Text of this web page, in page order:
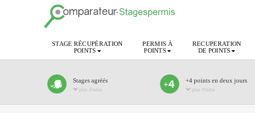
STAGE RÉCUPÉRATION
POINTS
PERMIS À
POINTS
RECUPERATION
DE POINTS
Stages agréés
plus d'infos
+4 points en deux jours
plus d'infos